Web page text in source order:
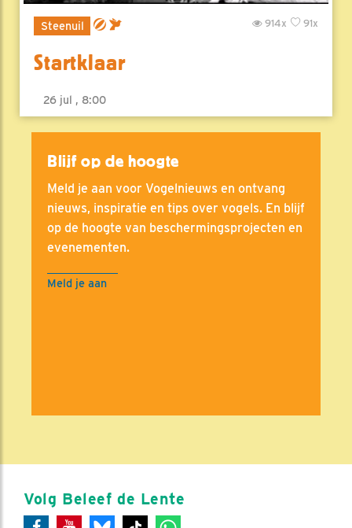
Steenuil 91x
914x
Startklaar
26 jul , 8:00
Blijf op de hoogte
Meld je aan voor Vogelnieuws en ontvang
nieuws, inspiratie en tips over vogels. En blijf
op de hoogte van beschermingsprojecten en
evenementen.
Meld je aan
Volg Beleef de Lente